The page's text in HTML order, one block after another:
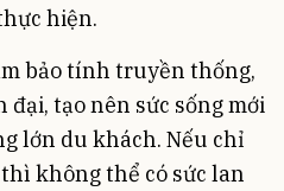
hiện.
bảo tính truyền thống,
đại, tạo nên sức sống mới
lớn du khách. Nếu chỉ
không thể có sức lan